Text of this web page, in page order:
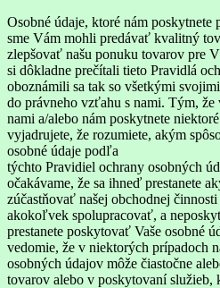
Osobné údaje, ktoré nám
sme Vám mohli predávať kvalitný
zlepšovať našu ponuku tovarov pre
si dôkladne prečítali tieto Pravidlá
oboznámili sa tak so všetkými
do právneho vzťahu s nami. Tým,
nami a/alebo nám poskytnete
vyjadrujete, že rozumiete, akým
osobné údaje podľa
týchto Pravidiel ochrany osobných
očakávame, že sa ihneď prestanete
zúčastňovať našej obchodnej
akokoľvek spolupracovať, a
prestanete poskytovať Vaše osobné
vedomie, že v niektorých prípadoch
osobných údajov môže čiastočne
tovarov alebo v poskytovaní služieb,